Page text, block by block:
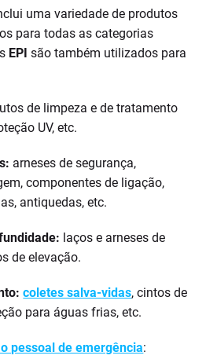
uma variedade de produtos
para todas as categorias
EPI são também utilizados para
de limpeza e de tratamento
UV, etc.
arneses de segurança,
componentes de ligação,
antiquedas, etc.
laços e arneses de
de elevação.
coletes salva-vidas, cintos de
para águas frias, etc.
pessoal de emergência: